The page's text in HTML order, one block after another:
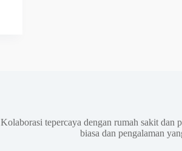
Kolaborasi tepercaya dengan rumah sakit dan
biasa dan pengalaman